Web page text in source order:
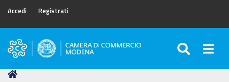
Accedi Registrati
Camera
Commercio
Tu